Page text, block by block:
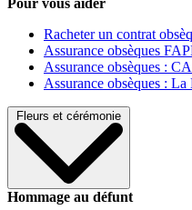
Racheter un contrat
Assurance obsèques
Assurance obsèques :
Assurance obsèques : La
Fleurs et cérémonie
Hommage au défunt